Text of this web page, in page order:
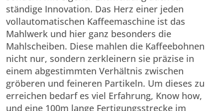
ständige Innovation. Das Herz einer jeden
vollautomatischen Kaffeemaschine ist das
Mahlwerk und hier ganz besonders die
Mahlscheiben. Diese mahlen die Kaffeebohnen
nicht nur, sondern zerkleinern sie präzise in
einem abgestimmten Verhältnis zwischen
gröberen und feineren Partikeln. Um dieses zu
erreichen bedarf es viel Erfahrung, Know how,
und eine 100m lange Fertigungsstrecke im